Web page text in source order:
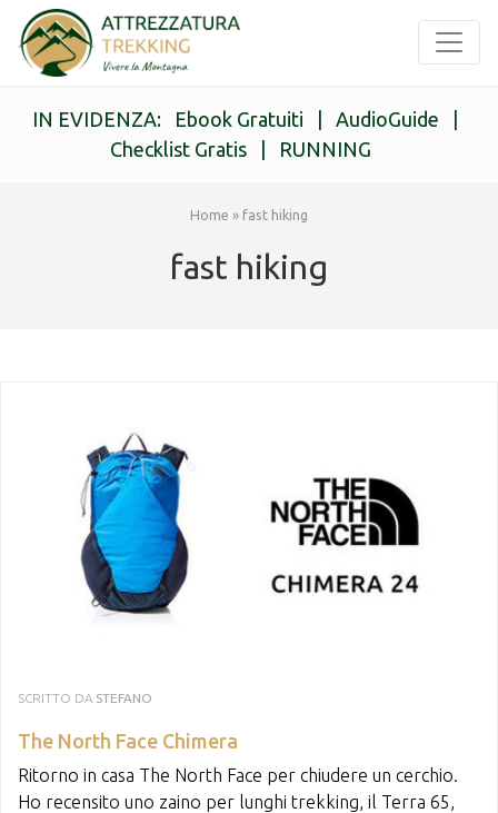
IN EVIDENZA: Ebook Gratuiti AudioGuide
Checklist Gratis| RUNNING
Home » fast hiking
fast hiking
SCRITTO DA STEFANO
The North Face Chimera
Ritorno in casa The North Face per chiudere un cerchio.
Ho recensito uno zaino per lunghi trekking, il Terra 65,